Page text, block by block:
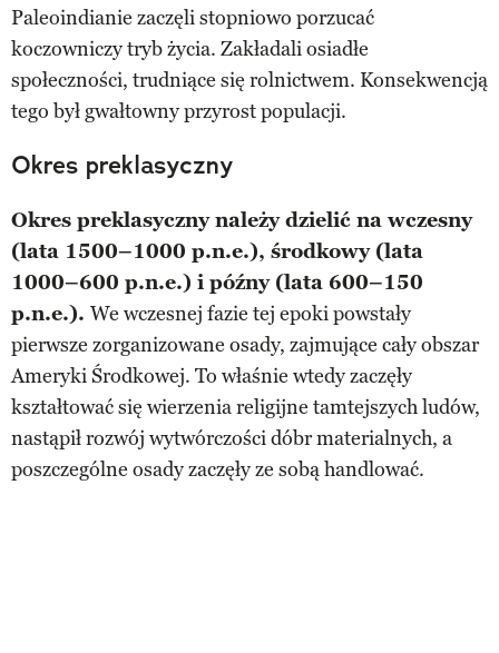
Paleoindianie zaczęli stopniowo porzucać
koczowniczy tryb życia. Zakładali osiadłe
społeczności, trudniące się rolnictwem. Konsekwencją
tego był gwałtowny przyrost populacji.
Okres preklasyczny
Okres preklasyczny należy dzielić na wczesny
(lata 1500–1000 p.n.e.), środkowy (lata
1000–600 p.n.e.) i późny (lata 600–150
p.n.e.). We wczesnej fazie tej epoki powstały
pierwsze zorganizowane osady, zajmujące cały obszar
Ameryki Środkowej. To właśnie wtedy zaczęły
kształtować się wierzenia religijne tamtejszych ludów,
nastąpił rozwój wytwórczości dóbr materialnych, a
poszczególne osady zaczęły ze sobą handlować.